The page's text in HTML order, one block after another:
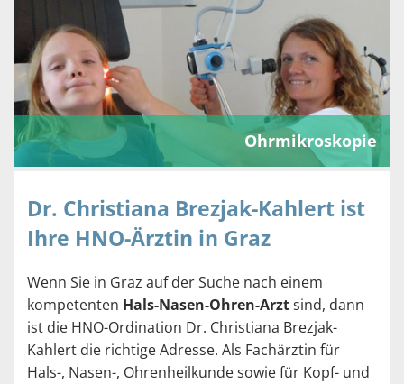
Ohrmikroskopie
Dr. Christiana Brezjak-Kahlert ist
Ihre HNO-Ärztin in Graz
Wenn Sie in Graz auf der Suche nach einem
kompetenten Hals-Nasen-Ohren-Arztsind, dann
ist die HNO-Ordination Dr. Christiana Brezjak-
Kahlert die richtige Adresse. Als Fachärztin für
Hals-, Nasen-, Ohrenheilkunde sowie für Kopf- und